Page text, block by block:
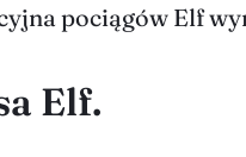
pociągów Elf
Elf.